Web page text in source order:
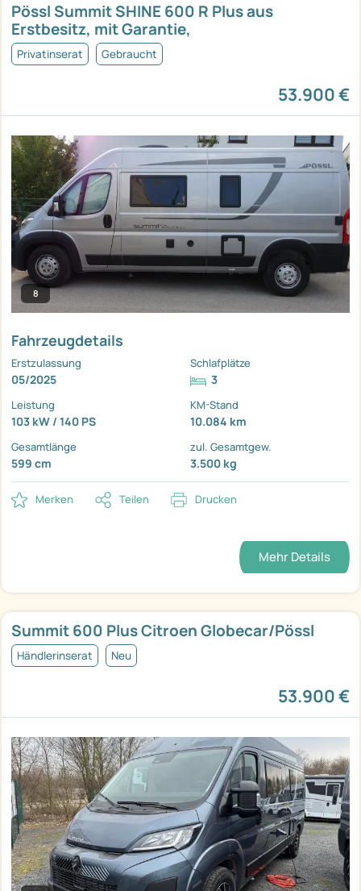
Pössl Summit SHINE 600 R Plus aus
Erstbesitz, mit Garantie,
Privatinserat Gebraucht
53.900 €
8
Fahrzeugdetails
Erstzulassung
05/2025
Schlafplätze
3
Leistung
103 kW / 140 PS
KM-Stand
10.084 km
Gesamtlänge
599 cm
zul. Gesamtgew.
3.500 kg
Merken Teilen Drucken
Mehr Details
Summit 600 Plus Citroen Globecar/Pössl
Händlerinserat Neu
53.900 €